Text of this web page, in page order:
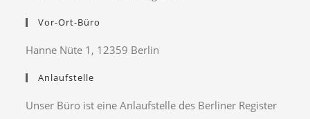
Vor-Ort-Büro
Hanne Nüte 1, 12359 Berlin
Anlaufstelle
Unser Büro ist eine Anlaufstelle des Berliner Register